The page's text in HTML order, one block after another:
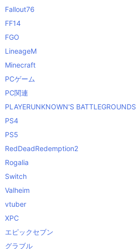
Fallout76
FF14
FGO
LineageM
Minecraft
PCゲーム
PC関連
PLAYERUNKNOWN'S BATTLEGROUNDS
PS4
PS5
RedDeadRedemption2
Rogalia
Switch
Valheim
vtuber
XPC
エピックセブン
グラブル